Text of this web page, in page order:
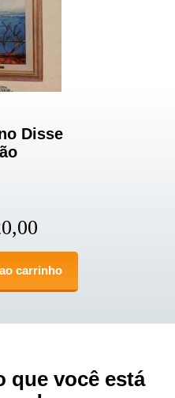
Disse
carrinho
que você está